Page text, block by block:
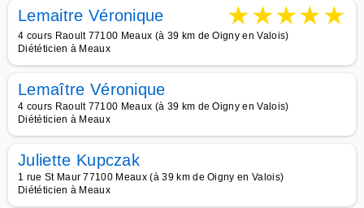
Lemaitre Véronique ★★★★★
4 cours Raoult 77100 Meaux (à 39 km de Oigny en Valois)
Diététicien à Meaux
Lemaître Véronique
4 cours Raoult 77100 Meaux (à 39 km de Oigny en Valois)
Diététicien à Meaux
Juliette Kupczak
1 rue St Maur 77100 Meaux (à 39 km de Oigny en Valois)
Diététicien à Meaux